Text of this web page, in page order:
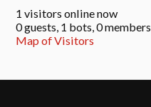
1 visitors online now
0 guests, 1 bots,0 members
Map of Visitors